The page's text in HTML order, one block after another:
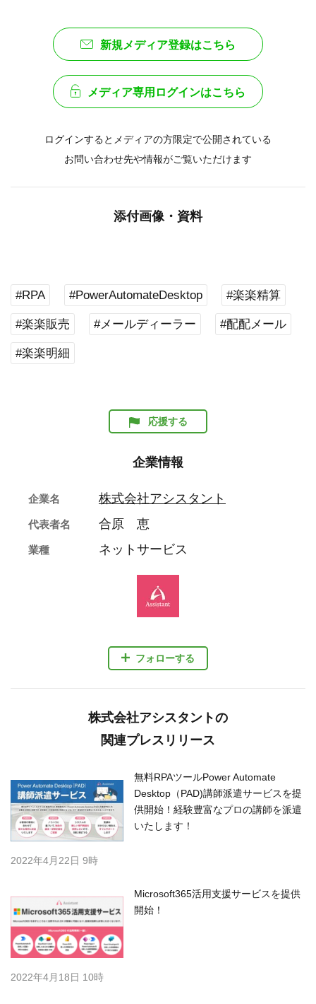
新規メディア登録はこちら
メディア専用ログインはこちら
ログインするとメディアの方限定で公開されている
お問い合わせ先や情報がご覧いただけます
添付画像・資料
#RPA #PowerAutomateDesktop #楽楽精算
#楽楽販売 #メールディーラー #配配メール
#楽楽明細
応援する
企業情報
フォローする
企業名 株式会社アシスタント
代表者名 合原 恵
業種 ネットサービス
株式会社アシスタントの
関連プレスリリース
無料RPAツールPower Automate
Desktop（PAD)講師派遣サービスを提
供開始！経験豊富なプロの講師を派遣
いたします！
2022年4月22日 9時
Microsoft365活用支援サービスを提供
開始！
2022年4月18日 10時